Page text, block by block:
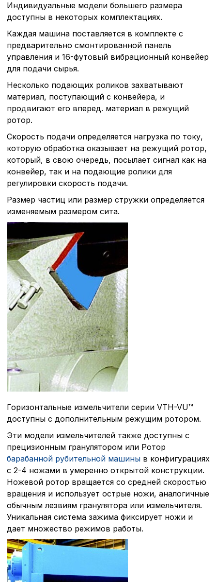
Индивидуальные модели большего размера
доступны в некоторых комплектациях.
Каждая машина поставляется в комплекте с
предварительно смонтированной панель
управления и 16-футовый вибрационный конвейер
для подачи сырья.
Несколько подающих роликов захватывают
материал, поступающий с конвейера, и
продвигают его вперед. материал в режущий
ротор.
Скорость подачи определяется нагрузка по току,
которую обработка оказывает на режущий ротор,
который, в свою очередь, посылает сигнал как на
конвейер, так и на подающие ролики для
регулировки скорость подачи.
Размер частиц или размер стружки определяется
изменяемым размером сита.
Горизонтальные измельчители серии VTH-VU™
доступны с дополнительным режущим ротором.
Эти модели измельчителей также доступны с
прецизионным гранулятором или Ротор
барабанной рубительной машины в конфигурациях
с 2-4 ножами в умеренно открытой конструкции.
Ножевой ротор вращается со средней скоростью
вращения и использует острые ножи, аналогичные
обычным лезвиям гранулятора или измельчителя.
Уникальная система зажима фиксирует ножи и
дает множество режимов работы.